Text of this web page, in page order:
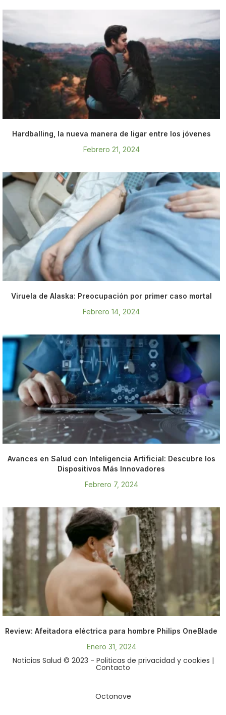
Hardballing, la nueva manera de ligar entre los jóvenes
Febrero 21, 2024
Viruela de Alaska: Preocupación por primer caso mortal
Febrero 14, 2024
Avances en Salud con Inteligencia Artificial: Descubre los
Dispositivos Más Innovadores
Febrero 7, 2024
Review: Afeitadora eléctrica para hombre Philips OneBlade
Enero 31, 2024
Noticias Salud © 2023 - Politicas de privacidad y cookies |
Contacto
Octonove